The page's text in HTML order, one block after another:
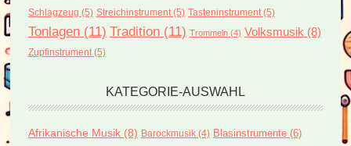
Schlagzeug (5) Streichinstrument(5) Tasteninstrument(5)
Tonlagen(11) Tradition(11) Trommeln(4) Volksmusik(8)
Zupfinstrument(5)
KATEGORIE-AUSWAHL
Afrikanische Musik(8) Barockmusik(4) Blasinstrumente(6)